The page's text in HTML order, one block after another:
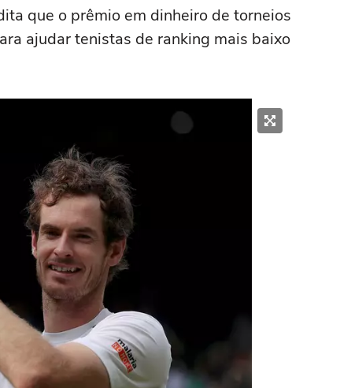
que o prêmio em dinheiro de torneios
ajudar tenistas de ranking mais baixo